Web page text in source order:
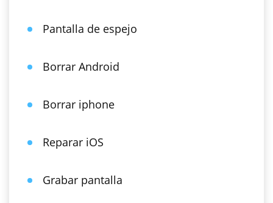
Pantalla de espejo
Borrar Android
Borrar iphone
Reparar iOS
Grabar pantalla